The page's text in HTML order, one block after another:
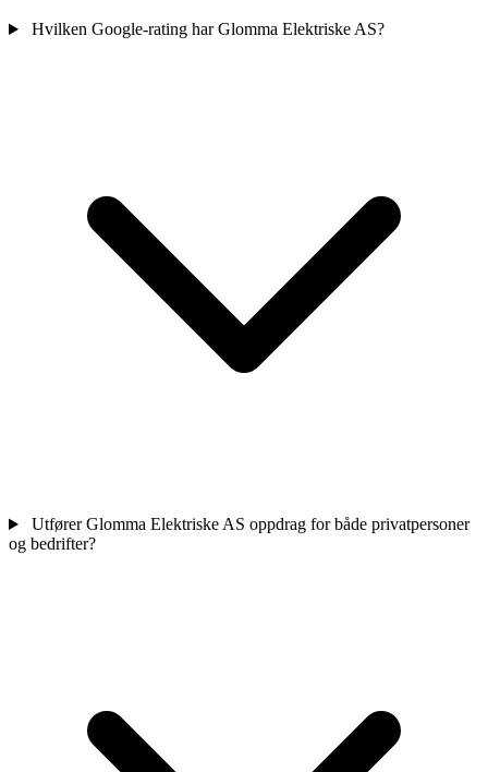
Hvilken Google-rating har Glomma Elektriske AS?
Utfører Glomma Elektriske AS oppdrag for både privatpersoner
og bedrifter?